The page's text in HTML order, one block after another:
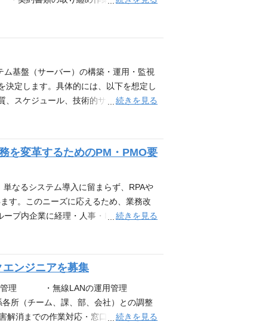
・Excel・ビジネスメール） 歓迎条
・福祉のリーディングカンパニー
ぶりの社会復帰を考えている方や、
advance.gakken.co.jp/ 会社概要
の認証を受け、保育所や認定こども園
ビス第三者評価は、保育所、高齢者
価します。 評価は、都道府県から
。 そして、評価結果を幅広く公表す
職員の自己評価事業、利用者調査（保
品川区西五反田2-11-8
基盤（サーバー）の構築・運用・監視
定します。具体的には、以下を想定し
、スケジュール、技術的サポート） ・
話)対応（社員交替で対応※月単位） ・
は登壇資料作成、発表を行う ・横断的
いること ・サーバーネットワークの知
どのハードウェア的な知識 ・オンプ
経験 求める人物像 ・案件単位のアサイ
リング）ができる方 ・並行タスクに対
続きを見る
を変革するためのPM・PMO要
なるシステム導入に留まらず、RPAや
す。このニーズに応えるため、業務改
プ内企業に経理・人事・ITなど、各種
はグループ内事業会社の課題解決のた
現状業務の可視化（業務棚卸・課題分
・生成AIの業務活用経験（プロンプト
成、業務棚卸、手順書作成、課題抽出
伴うプロジェクト推進経験（複数部
バックオフィス領域（例：経理・人事労
続きを見る
ンジニアを募集
用管理 ・無線LANの運用管理
（チーム、課、部、会社）との調整
解消までの作業対応・窓口含む）
続きを見る